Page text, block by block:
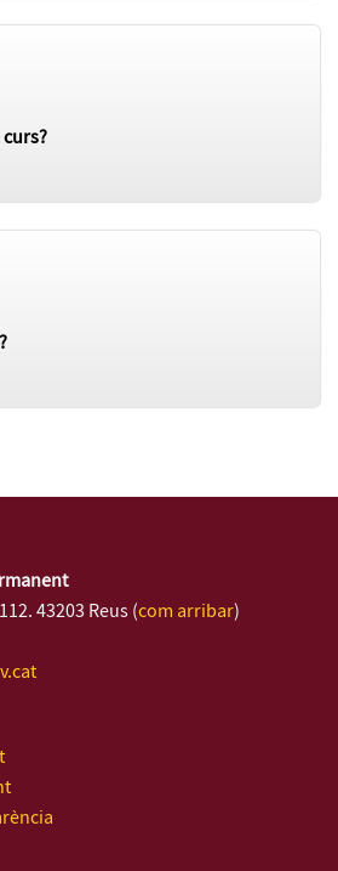
43203 Reus (com arribar)